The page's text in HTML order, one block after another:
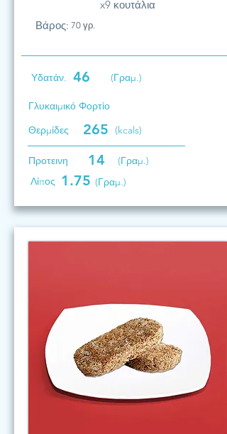
x9 κουτάλια
Βάρος: 70 γρ.
Υδατάν. 46 (Γραμ.)
Γλυκαιμικό Φορτίο
Θερμίδες
265 (kcals)
Προτεινη 14
(Γραμ.)
Λίπος 1.75 (Γραμ.)